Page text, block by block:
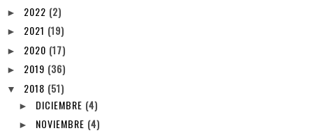
► 2022 (2)
► 2021 (19)
► 2020 (17)
► 2019 (36)
▼ 2018 (51)
► DICIEMBRE (4)
► NOVIEMBRE (4)